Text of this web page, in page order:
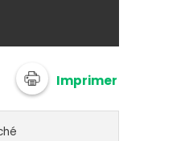
Imprimer